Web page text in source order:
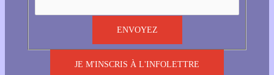
JE M'INSCRIS À L'INFOLETTRE